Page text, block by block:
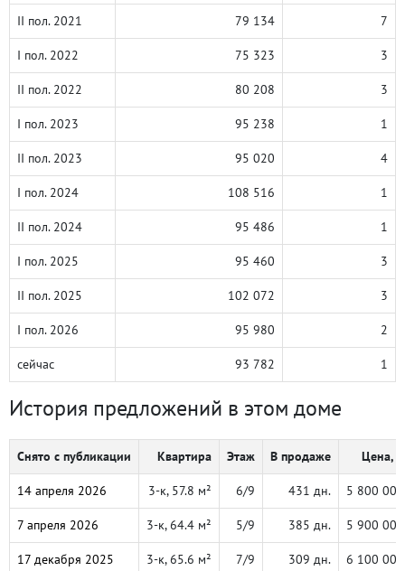
II пол. 2021 79 134 7
I пол. 2022 75 323 3
II пол. 2022 80 208 3
I пол. 2023 95 238 1
II пол. 2023 95 020 4
I пол. 2024 108 516 1
II пол. 2024 95 486 1
I пол. 2025 95 460 3
II пол. 2025 102 072 3
I пол. 2026 95 980 2
сейчас 93 782 1
История предложений в этом доме
Снято с публикации Квартира Этаж В продаже Цена, ₽
14 апреля 2026 3-к, 57.8 м² 6/9 431 дн. 5 800 000
7 апреля 2026 3-к, 64.4 м² 5/9 385 дн. 5 900 000
17 декабря 2025 3-к, 65.6 м² 7/9 309 дн. 6 100 000